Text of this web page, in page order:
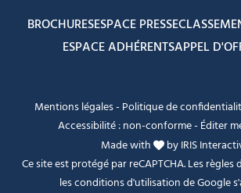
BROCHURESESPACE PRESSE
ESPACE ADHÉRENTSAPPEL
Mentions légales- Politique de
Accessibilité : non-conforme- Éditer
Made with
byIRIS
Ce site est protégé par reCAPTCHA. Lesrègles
lesconditions d'utilisationde Google